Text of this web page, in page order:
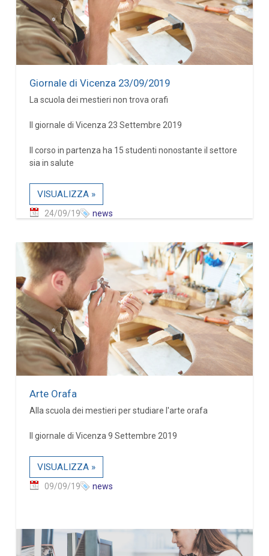
Giornale di Vicenza 23/09/2019
La scuola dei mestieri non trova orafi
Il giornale di Vicenza 23 Settembre 2019
Il corso in partenza ha 15 studenti nonostante il settore
sia in salute
VISUALIZZA »
24/09/19 news
Arte Orafa
Alla scuola dei mestieri per studiare l'arte orafa
Il giornale di Vicenza 9 Settembre 2019
VISUALIZZA »
09/09/19 news